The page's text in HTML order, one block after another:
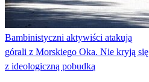
Bambinistyczni aktywiści atakują
górali z Morskiego Oka. Nie kryją się
z ideologiczną pobudką